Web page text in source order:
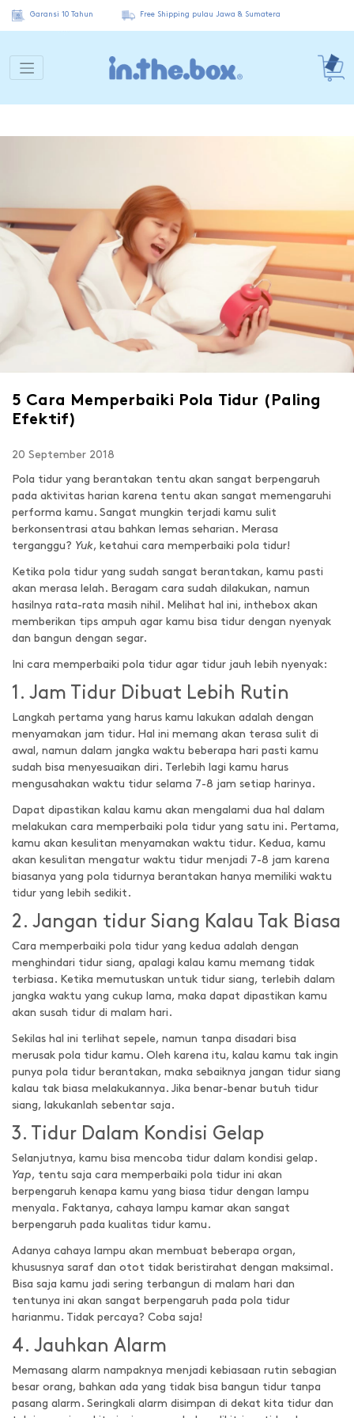
Garansi 10 Tahun Free Shipping pulau Jawa & Sumatera
5 Cara Memperbaiki Pola Tidur (Paling
Efektif)
20 September 2018
Pola tidur yang berantakan tentu akan sangat berpengaruh
pada aktivitas harian karena tentu akan sangat memengaruhi
performa kamu. Sangat mungkin terjadi kamu sulit
berkonsentrasi atau bahkan lemas seharian. Merasa
terganggu? Yuk, ketahui cara memperbaiki pola tidur!
Ketika pola tidur yang sudah sangat berantakan, kamu pasti
akan merasa lelah. Beragam cara sudah dilakukan, namun
hasilnya rata-rata masih nihil. Melihat hal ini, inthebox akan
memberikan tips ampuh agar kamu bisa tidur dengan nyenyak
dan bangun dengan segar.
Ini cara memperbaiki pola tidur agar tidur jauh lebih nyenyak:
1. Jam Tidur Dibuat Lebih Rutin
Langkah pertama yang harus kamu lakukan adalah dengan
menyamakan jam tidur. Hal ini memang akan terasa sulit di
awal, namun dalam jangka waktu beberapa hari pasti kamu
sudah bisa menyesuaikan diri. Terlebih lagi kamu harus
mengusahakan waktu tidur selama 7-8 jam setiap harinya.
Dapat dipastikan kalau kamu akan mengalami dua hal dalam
melakukan cara memperbaiki pola tidur yang satu ini. Pertama,
kamu akan kesulitan menyamakan waktu tidur. Kedua, kamu
akan kesulitan mengatur waktu tidur menjadi 7-8 jam karena
biasanya yang pola tidurnya berantakan hanya memiliki waktu
tidur yang lebih sedikit.
2. Jangan tidur Siang Kalau Tak Biasa
Cara memperbaiki pola tidur yang kedua adalah dengan
menghindari tidur siang, apalagi kalau kamu memang tidak
terbiasa. Ketika memutuskan untuk tidur siang, terlebih dalam
jangka waktu yang cukup lama, maka dapat dipastikan kamu
akan susah tidur di malam hari.
Sekilas hal ini terlihat sepele, namun tanpa disadari bisa
merusak pola tidur kamu. Oleh karena itu, kalau kamu tak ingin
punya pola tidur berantakan, maka sebaiknya jangan tidur siang
kalau tak biasa melakukannya. Jika benar-benar butuh tidur
siang, lakukanlah sebentar saja.
3. Tidur Dalam Kondisi Gelap
Selanjutnya, kamu bisa mencoba tidur dalam kondisi gelap.
Yap, tentu saja cara memperbaiki pola tidur ini akan
berpengaruh kenapa kamu yang biasa tidur dengan lampu
menyala. Faktanya, cahaya lampu kamar akan sangat
berpengaruh pada kualitas tidur kamu.
Adanya cahaya lampu akan membuat beberapa organ,
khususnya saraf dan otot tidak beristirahat dengan maksimal.
Bisa saja kamu jadi sering terbangun di malam hari dan
tentunya ini akan sangat berpengaruh pada pola tidur
harianmu. Tidak percaya? Coba saja!
4. Jauhkan Alarm
Memasang alarm nampaknya menjadi kebiasaan rutin sebagian
besar orang, bahkan ada yang tidak bisa bangun tidur tanpa
pasang alarm. Seringkali alarm disimpan di dekat kita tidur dan